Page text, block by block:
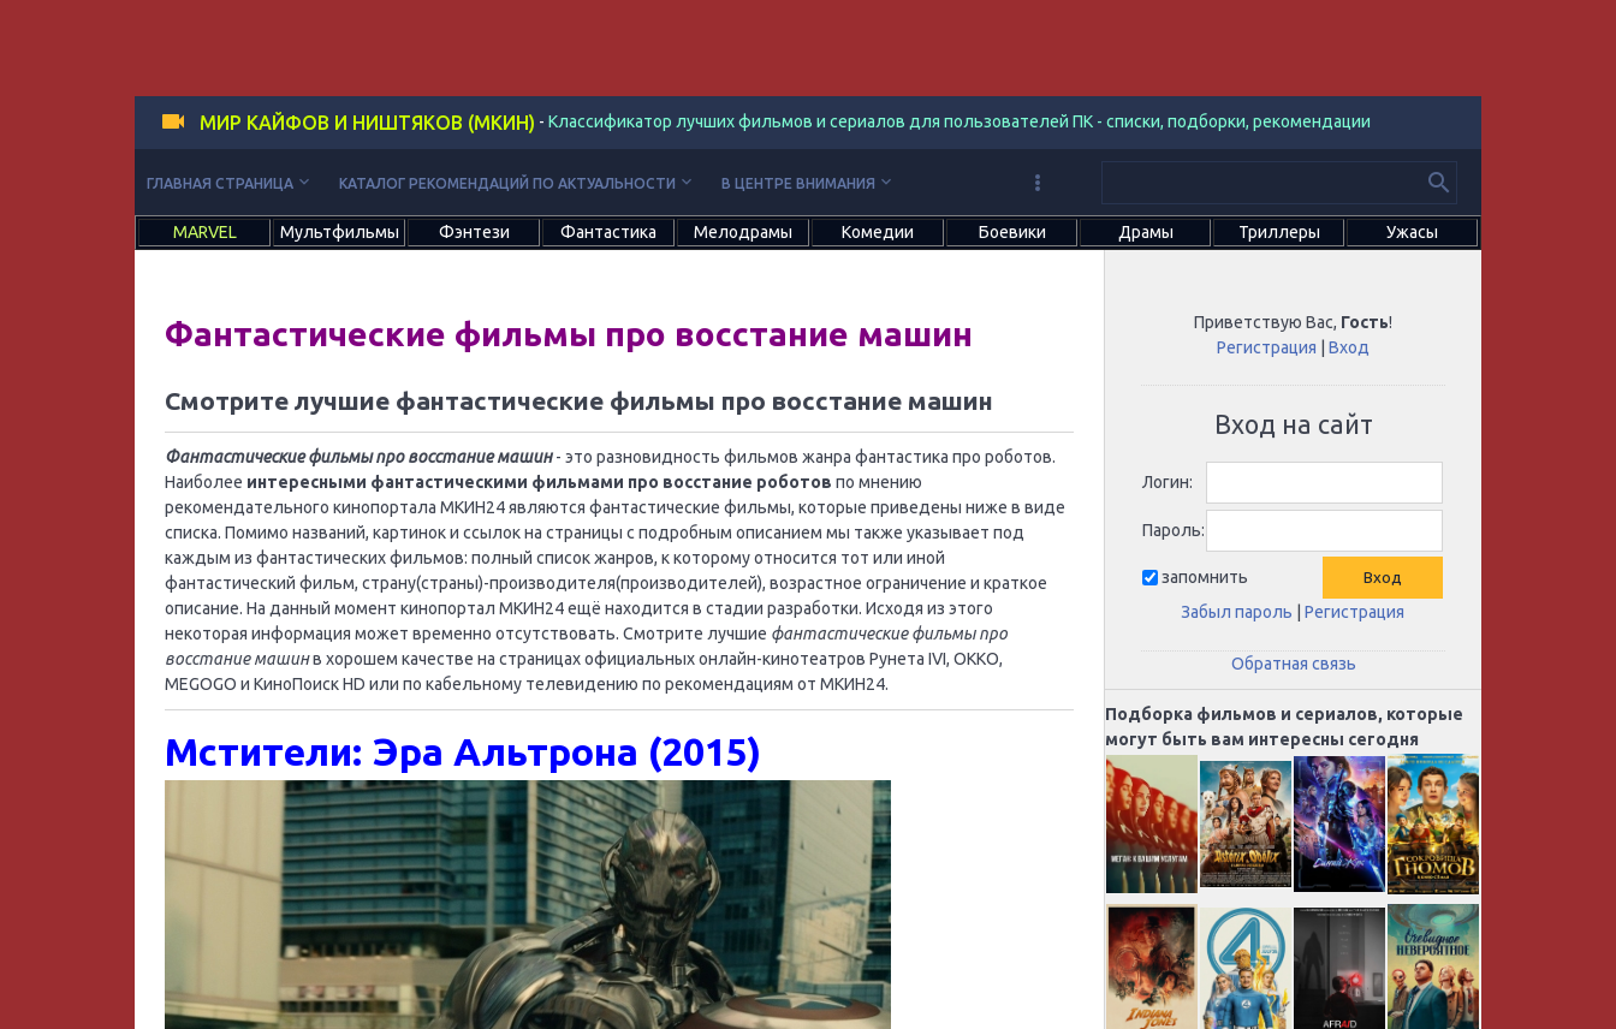
МИР КАЙФОВ И НИШТЯКОВ (МКИН) - Классификатор лучших фильмов и сериалов для пользователей ПК - списки, подборки, рекомендации
ГЛАВНАЯ СТРАНИЦА keyboard_arrow_down КАТАЛОГ РЕКОМЕНДАЦИЙ ПО АКТУАЛЬНОСТИ keyboard_arrow_down В ЦЕНТРЕ ВНИМАНИЯ keyboard_arrow_down
MARVEL Мультфильмы Фэнтези Фантастика Мелодрамы Комедии Боевики Драмы Триллеры Ужасы
Фантастические фильмы про восстание машин
Смотрите лучшие фантастические фильмы про восстание машин
Фантастические фильмы про восстание машин- это разновидность фильмов жанра фантастика про роботов.
Наиболее интересными фантастическими фильмами про восстание роботов по мнению
рекомендательного кинопортала МКИН24 являются фантастические фильмы, которые приведены ниже в виде
списка. Помимо названий, картинок и ссылок на страницы с подробным описанием мы также указывает под
каждым из фантастических фильмов: полный список жанров, к которому относится тот или иной
фантастический фильм, страну(страны)-производителя(производителей), возрастное ограничение и краткое
описание. На данный момент кинопортал МКИН24 ещё находится в стадии разработки. Исходя из этого
некоторая информация может временно отсутствовать. Смотрите лучшие фантастические фильмы про
восстание машинв хорошем качестве на страницах официальных онлайн-кинотеатров Рунета IVI, OKKO,
MEGOGO и КиноПоиск HD или по кабельному телевидению по рекомендациям от МКИН24.
Мстители: Эра Альтрона (2015)
Приветствую Вас, Гость!
Регистрация |Вход
Вход на сайт
Логин:
Пароль:
запомнить
Забыл пароль |Регистрация
Обратная связь
Подборка фильмов и сериалов, которые
могут быть вам интересны сегодня